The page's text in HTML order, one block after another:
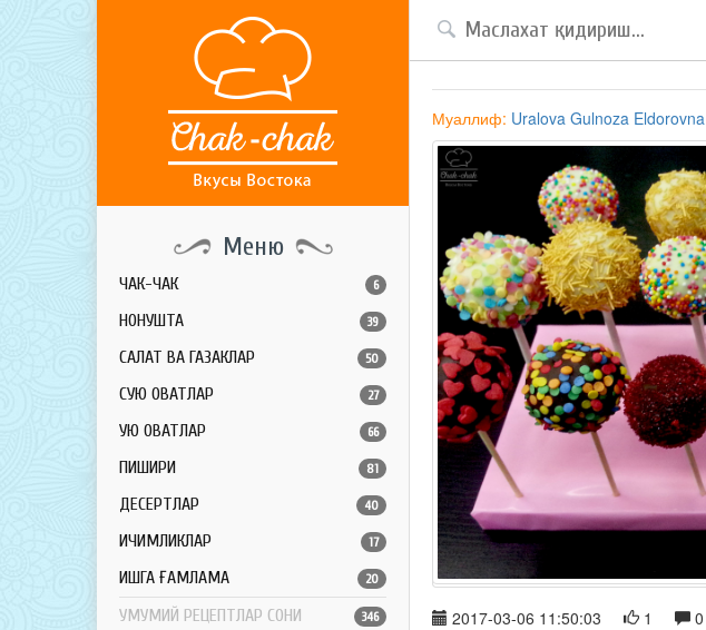
Меню
ЧАК-ЧАК 6
НОНУШТА 39
САЛАТ ВА ГАЗАКЛАР 50
СУЮҚ ОВҚАТЛАР 27
ҚУЮҚ ОВҚАТЛАР 66
ПИШИРИҚ 81
ДЕСЕРТЛАР 40
ИЧИМЛИКЛАР 17
ҚИШГА ҒАМЛАМА 20
УМУМИЙ РЕЦЕПТЛАР СОНИ 346
Муаллиф: Uralova Gulnoza Eldorovna
2017-03-06 11:50:03 1 0